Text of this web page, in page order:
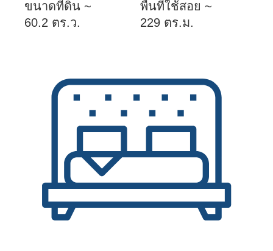
ขนาดที่ดิน ~
60.2 ตร.ว.
พื้นที่ใช้สอย ~
229 ตร.ม.